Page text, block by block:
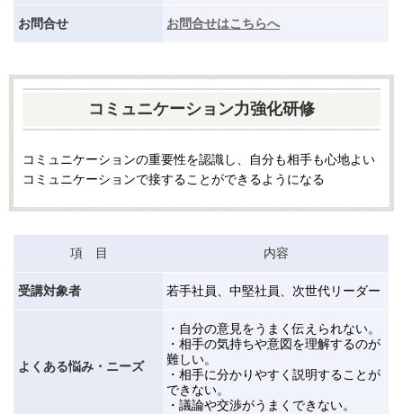
お問合せ お問合せはこちらへ
コミュニケーション力強化研修
コミュニケーションの重要性を認識し、自分も相手も心地よい
コミュニケーションで接することができるようになる
項 目 内容
受講対象者 若手社員、中堅社員、次世代リーダー
よくある悩み・ニーズ
・自分の意見をうまく伝えられない。
・相手の気持ちや意図を理解するのが
難しい。
・相手に分かりやすく説明することが
できない。
・議論や交渉がうまくできない。